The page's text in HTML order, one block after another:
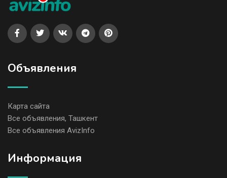
Объявления
Карта сайта
Все объявления, Ташкент
Все объявления AvizInfo
Информация